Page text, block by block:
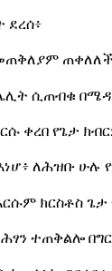
ሲጠብቁ በሜዳ
ቀረበ የጌታ
ለሕዝቡ ሁሉ
ክርስቶስ ጌታ
ተጠቅልሎ